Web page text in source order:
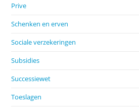
Prive
Schenken en erven
Sociale verzekeringen
Subsidies
Successiewet
Toeslagen